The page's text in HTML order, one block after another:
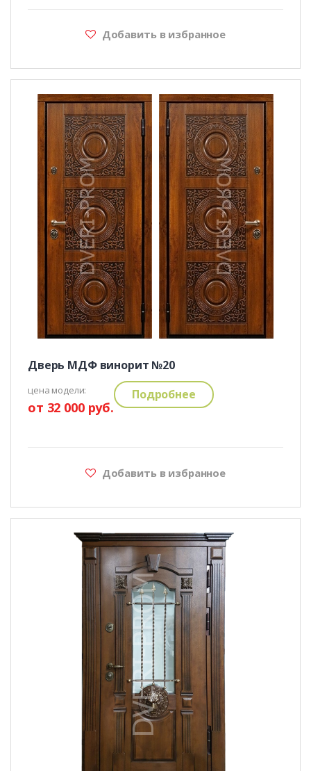
Добавить в избранное
Дверь МДФ винорит №20
цена модели:
от 32 000 руб.
Подробнее
Добавить в избранное